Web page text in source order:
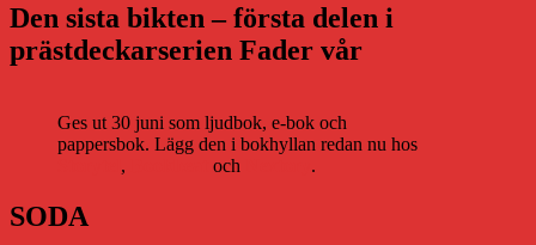
Den sista bikten – första delen i
prästdeckarserien Fader vår
Ges ut 30 juni som ljudbok, e-bok och
pappersbok. Lägg den i bokhyllan redan nu hos
, och .
SODA